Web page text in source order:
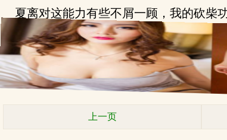
夏离对这能力有些不屑一顾，我的砍柴
上一页